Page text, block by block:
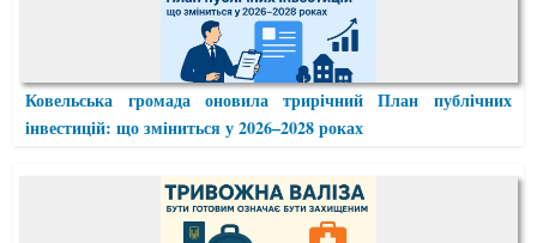
Ковельська громада оновила трирічний План публічних
інвестицій: що зміниться у 2026–2028 роках